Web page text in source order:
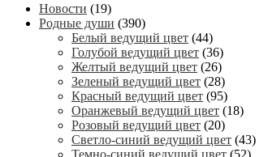
Новости (19)
Родные души (390)
Белый ведущий цвет (44)
Голубой ведущий цвет (36)
Желтый ведущий цвет (26)
Зеленый ведущий цвет (28)
Красный ведущий цвет (95)
Оранжевый ведущий цвет (18)
Розовый ведущий цвет (20)
Светло-синий ведущий цвет (43)
Темно-синий ведущий цвет (52)